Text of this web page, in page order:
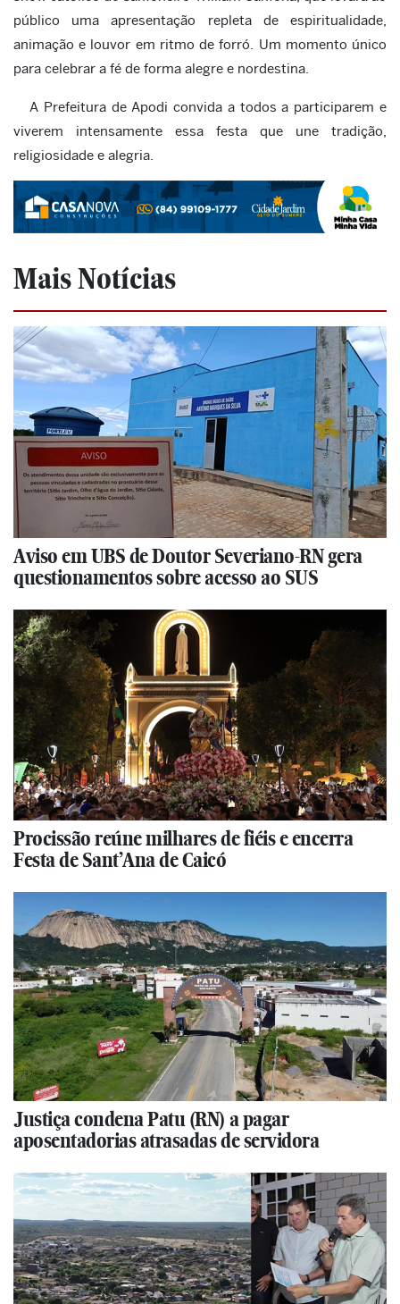
público uma apresentação repleta de espiritualidade,
animação e louvor em ritmo de forró. Um momento único
para celebrar a fé de forma alegre e nordestina.
A Prefeitura de Apodi convida a todos a participarem e
viverem intensamente essa festa que une tradição,
religiosidade e alegria.
Mais Notícias
Aviso em UBS de Doutor Severiano-RN gera
questionamentos sobre acesso ao SUS
Procissão reúne milhares de fiéis e encerra
Festa de Sant’Ana de Caicó
Justiça condena Patu (RN) a pagar
aposentadorias atrasadas de servidora